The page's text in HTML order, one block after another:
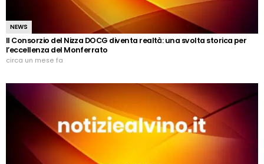
NEWS
Il Consorzio del Nizza DOCG diventa realtà: una svolta storica per
l’eccellenza del Monferrato
circa un mese fa